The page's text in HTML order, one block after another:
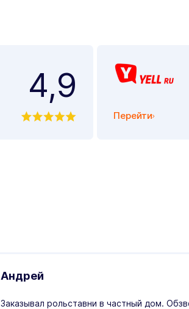
4,9
Перейти
Андрей
Заказывал рольставни в частный дом.